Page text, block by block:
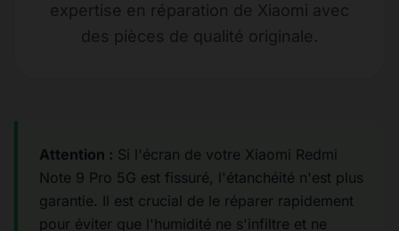
expertise en réparation de Xiaomi avec
des pièces de qualité originale.
Attention : Si l'écran de votre Xiaomi Redmi
Note 9 Pro 5G est fissuré, l'étanchéité n'est plus
garantie. Il est crucial de le réparer rapidement
pour éviter que l'humidité ne s'infiltre et ne